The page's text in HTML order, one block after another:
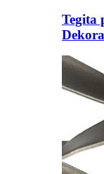
Tegita